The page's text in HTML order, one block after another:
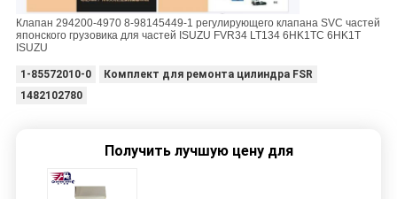
Клапан 294200-4970 8-98145449-1 регулирующего клапана SVC частей
японского грузовика для частей ISUZU FVR34 LT134 6HK1TC 6HK1T
ISUZU
1-85572010-0
Комплект для ремонта цилиндра FSR
1482102780
Получить лучшую цену для